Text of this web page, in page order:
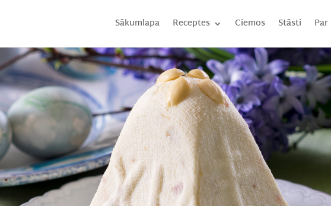
Sākumlapa Receptes Ciemos Stāsti